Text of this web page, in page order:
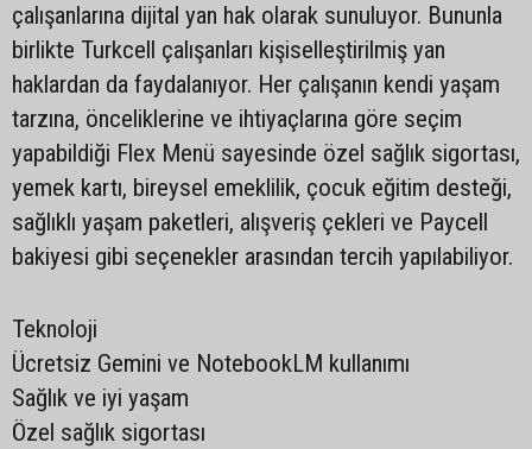
çalışanlarına dijital yan hak olarak sunuluyor. Bununla
birlikte Turkcell çalışanları kişiselleştirilmiş yan
haklardan da faydalanıyor. Her çalışanın kendi yaşam
tarzına, önceliklerine ve ihtiyaçlarına göre seçim
yapabildiği Flex Menü sayesinde özel sağlık sigortası,
yemek kartı, bireysel emeklilik, çocuk eğitim desteği,
sağlıklı yaşam paketleri, alışveriş çekleri ve Paycell
bakiyesi gibi seçenekler arasından tercih yapılabiliyor.
Teknoloji
Ücretsiz Gemini ve NotebookLM kullanımı
Sağlık ve iyi yaşam
Özel sağlık sigortası